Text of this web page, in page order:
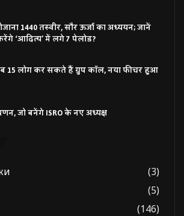
1440 तस्वीर, सौर ऊर्जा का अध्ययन; जानें
‘आदित्य’ में लगे 7 पेलोड?
15 लोग कर सकते हैं ग्रुप कॉल, नया फीचर हुआ
जो बनेंगे ISRO के नए अध्यक्ष
(3)
(5)
(146)